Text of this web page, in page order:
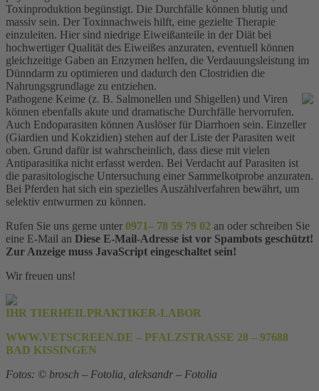
Toxinproduktion begünstigt. Die Durchfälle können blutig und
massiv sein. Der Toxinnachweis hilft, eine gezielte Therapie
einzuleiten. Hier sind niedrige Eiweißanteile in der Diät bei
hochwertiger Qualität des Eiweißes anzuraten, eventuell können
gleichzeitige Gaben an Enzymen helfen, die Verdauungsleistung im
Dünndarm zu optimieren und dadurch den Clostridien die
Nahrungsgrundlage zu entziehen.
Pathogene Keime (z. B. Salmonellen und Shigellen) und Viren
können ebenfalls akute und dramatische Durchfälle hervorrufen.
Auch Endoparasiten können Auslöser für Diarrhoen sein. Einzeller
(Giardien und Kokzidien) stehen auf der Liste der Parasiten weit
oben. Grund dafür ist wahrscheinlich, dass diese mit vielen
Antiparasitika nicht erfasst werden. Bei Verdacht auf Parasiten ist
die parasitologische Untersuchung einer Sammelkotprobe anzuraten.
Bei Pferden hat sich ein spezielles Auszählverfahren bewährt, um
selektiv entwurmen zu können.
Rufen Sie uns gerne unter 0971– 78 59 79 02 an oder schreiben Sie
eine E-Mail an Diese E-Mail-Adresse ist vor Spambots geschützt!
Zur Anzeige muss JavaScript eingeschaltet sein!
Wir freuen uns!
IHR TIERHEILPRAKTIKER-LABOR
WWW.VETSCREEN.DE – PFALZSTRASSE 28 – 97688
BAD KISSINGEN
Fotos: © brosch – Fotolia, aleksandr – Fotolia